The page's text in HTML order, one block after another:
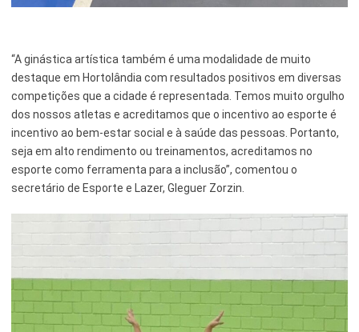
“A ginástica artística também é uma modalidade de muito
destaque em Hortolândia com resultados positivos em diversas
competições que a cidade é representada. Temos muito orgulho
dos nossos atletas e acreditamos que o incentivo ao esporte é
incentivo ao bem-estar social e à saúde das pessoas. Portanto,
seja em alto rendimento ou treinamentos, acreditamos no
esporte como ferramenta para a inclusão”, comentou o
secretário de Esporte e Lazer, Gleguer Zorzin.